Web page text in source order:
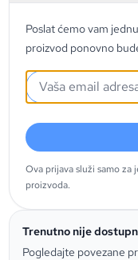
Poslat ćemo vam
proizvod ponovno
Ova prijava služi samo
proizvoda.
Trenutno nije
Pogledajte povezane